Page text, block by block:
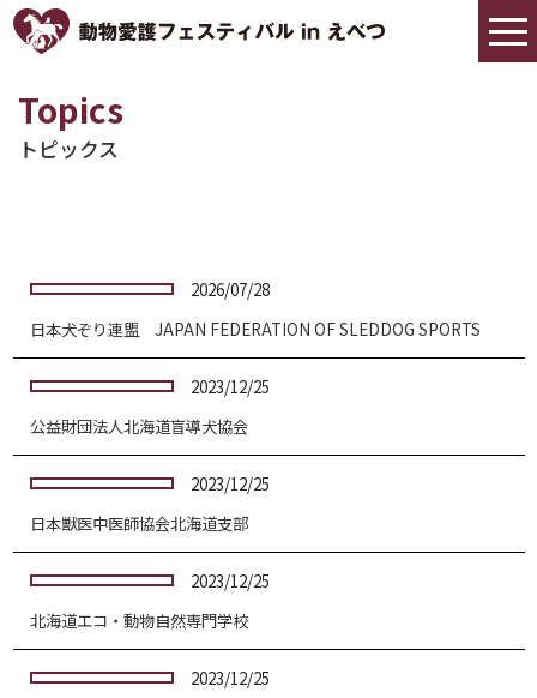
トピックス
2026/07/28
日本犬ぞり連盟 JAPAN FEDERATION OF SLEDDOG SPORTS
2023/12/25
公益財団法人北海道盲導犬協会
2023/12/25
日本獣医中医師協会北海道支部
2023/12/25
北海道エコ・動物自然専門学校
2023/12/25